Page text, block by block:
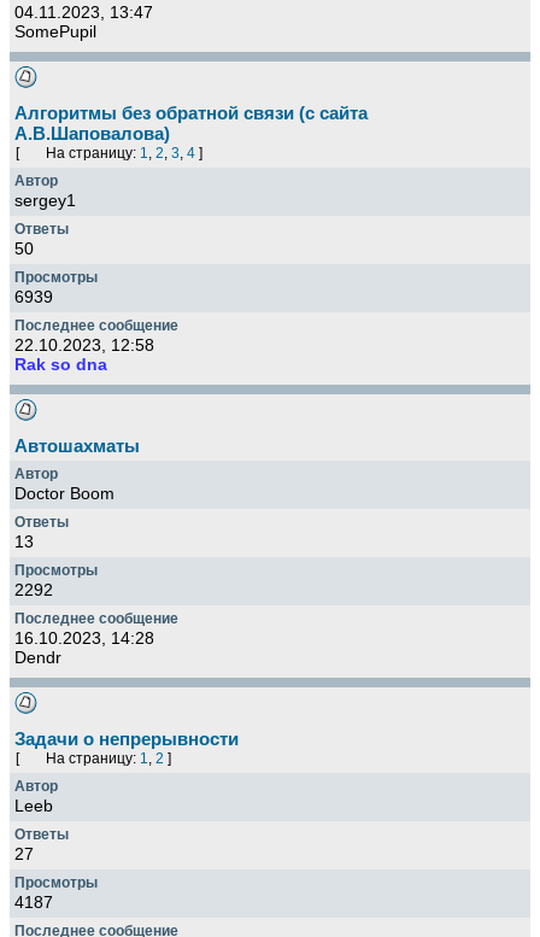
04.11.2023, 13:47
SomePupil
Алгоритмы без обратной связи (с сайта
А.В.Шаповалова)
[ На страницу: 1, 2, 3, 4]
sergey1
50
6939
22.10.2023, 12:58
Rak so dna
Автошахматы
Doctor Boom
13
2292
16.10.2023, 14:28
Dendr
Задачи о непрерывности
[ На страницу: 1, 2 ]
Leeb
27
4187